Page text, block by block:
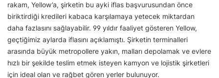
rakam, Yellow’a, şirketin bu ayki iflas başvurusundan önce
biriktirdiği kredileri kabaca karşılamaya yetecek miktardan
daha fazlasını sağlayabilir. 99 yıldır faaliyet gösteren Yellow,
geçtiğimiz aylarda iflasını açıklamıştı. Şirketin terminalleri
arasında büyük metropollere yakın, malları depolamak ve evlere
hızlı bir şekilde teslim etmek isteyen kamyon ve lojistik şirketleri
için ideal olan ve rağbet gören yerler bulunuyor.